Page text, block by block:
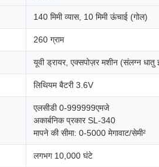
140 मिमी व्यास, 10 मिमी ऊंचाई (गोल)
260 ग्राम
यूवी ड्रायर, एक्सपोज़र मशीन (संलग्न
लिथियम बैटरी 3.6V
एलसीडी 0-999999एमजे
अकार्बनिक प्रकार SL-340
मापने की सीमा: 0-5000 मेगावाट/सेमी²
लगभग 10,000 घंटे